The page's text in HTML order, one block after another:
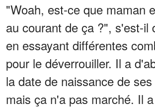
"Woah, est-ce que maman
au courant de ça ?", s'est-il
en essayant différentes
pour le déverrouiller. Il a
la date de naissance de
mais ça n'a pas marché. Il